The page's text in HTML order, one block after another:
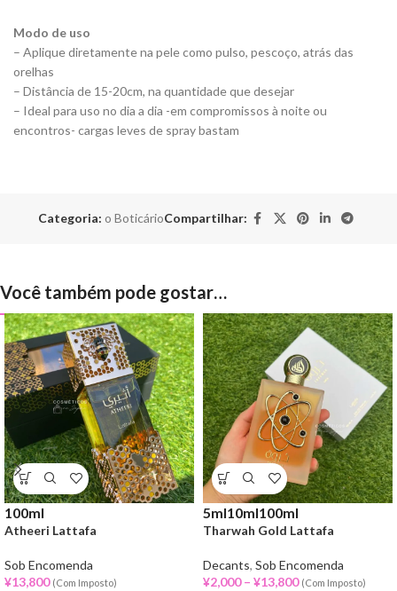
Modo de uso
– Aplique diretamente na pele como pulso, pescoço, atrás das
orelhas
– Distância de 15-20cm, na quantidade que desejar
– Ideal para uso no dia a dia -em compromissos à noite ou
encontros- cargas leves de spray bastam
Categoria: o BoticárioCompartilhar:
Você também pode gostar…
100ml
Atheeri Lattafa
Sob Encomenda
¥13,800 (Com Imposto)
5ml10ml100ml
Tharwah Gold Lattafa
Decants, Sob Encomenda
¥2,000 – ¥13,800 (Com Imposto)